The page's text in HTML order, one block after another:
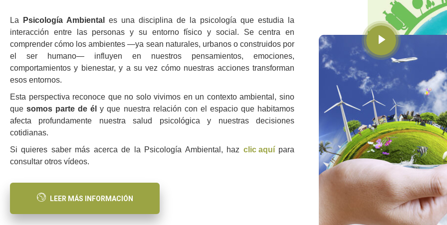
La Psicología Ambiental
es una disciplina de la psicología que estudia la
interacción entre las personas y su entorno físico y social. Se centra en
comprender cómo los ambientes —ya sean naturales, urbanos o construidos por
el ser humano— influyen en nuestros pensamientos, emociones,
comportamientos y bienestar, y a su vez cómo nuestras acciones transforman
esos entornos.
Esta perspectiva reconoce que no solo vivimos en un contexto ambiental, sino
quesomos parte de él y que nuestra relación con el espacio que habitamos
afecta profundamente nuestra salud psicológica y nuestras decisiones
cotidianas.
Si quieres saber más acerca de la Psicología Ambiental, haz clic aquípara
consultar otros vídeos.
LEER MÁS INFORMACIÓN